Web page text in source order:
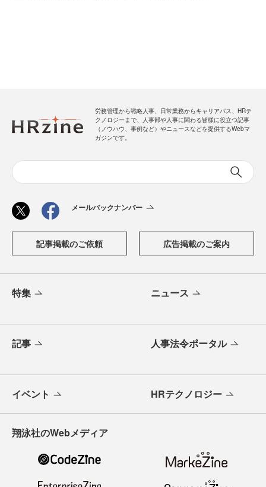
労務管理から戦略人事、日常業務からキャリアパス、HRテ
クノロジーまで、人事部や人事に関わる皆様に役立つ記事
（ノウハウ、事例など）やニュースなどを提供するWebマ
ガジンです。
メールバックナンバー
記事掲載のご依頼 広告掲載のご案内
特集 ニュース
記事 人事法令ポータル
イベント HRテクノロジー
翔泳社のWebメディア